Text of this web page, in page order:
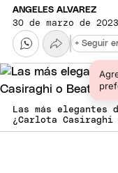
ANGELES ALVAREZ
30 de marzo de
+ Seguir
Las más elegantes
¿Carlota Casiraghi